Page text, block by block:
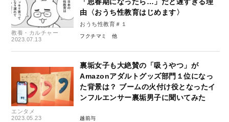
教養・カルチャー
2023.07.13
「思春期になったら…」だと遅すぎる理
由〈おうち性教育はじめます〉
おうち性教育＃１
フクチマミ
エンタメ
2023.05.23
裏垢女子も大絶賛の「吸うやつ」が
Amazonアダルトグッズ部門１位になっ
た背景は？ ブームの火付け役となったイ
ンフルエンサー裏垢男子に聞いてみた
越前与